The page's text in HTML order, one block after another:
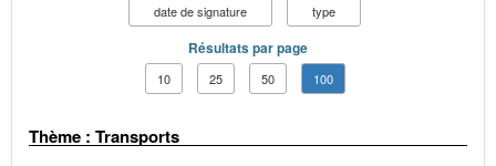
date de signature
type
Résultats par page
10 25 50 100
Thème : Transports